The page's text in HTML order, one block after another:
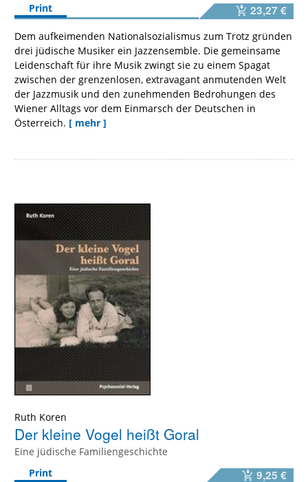
Print
23,27 €
Dem aufkeimenden Nationalsozialismus zum Trotz gründen
drei jüdische Musiker ein Jazzensemble. Die gemeinsame
Leidenschaft für ihre Musik zwingt sie zu einem Spagat
zwischen der grenzenlosen, extravagant anmutenden Welt
der Jazzmusik und den zunehmenden Bedrohungen des
Wiener Alltags vor dem Einmarsch der Deutschen in
Österreich. [ mehr ]
Ruth Koren
Der kleine Vogel heißt Goral
Eine jüdische Familiengeschichte
Print
9,25 €